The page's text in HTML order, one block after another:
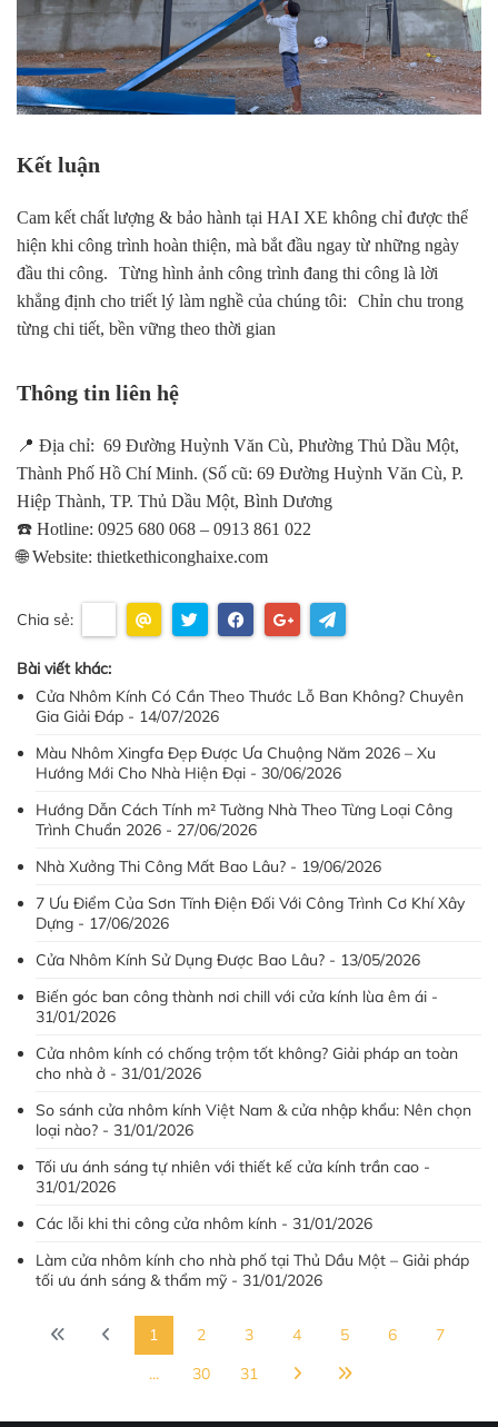
Kết luận
Cam kết chất lượng & bảo hành tại HAI XE không chỉ được thể
hiện khi công trình hoàn thiện, mà bắt đầu ngay từ những ngày
đầu thi công. Từng hình ảnh công trình đang thi công là lời
khẳng định cho triết lý làm nghề của chúng tôi: Chỉn chu trong
từng chi tiết, bền vững theo thời gian
Thông tin liên hệ
📍 Địa chỉ: 69 Đường Huỳnh Văn Cù, Phường Thủ Dầu Một,
Thành Phố Hồ Chí Minh. (Số cũ: 69 Đường Huỳnh Văn Cù, P.
Hiệp Thành, TP. Thủ Dầu Một, Bình Dương
☎️ Hotline: 0925 680 068 – 0913 861 022
🌐 Website: thietkethiconghaixe.com
Chia sẻ:
Bài viết khác:
Cửa Nhôm Kính Có Cần Theo Thước Lỗ Ban Không? Chuyên
Gia Giải Đáp - 14/07/2026
Màu Nhôm Xingfa Đẹp Được Ưa Chuộng Năm 2026 – Xu
Hướng Mới Cho Nhà Hiện Đại - 30/06/2026
Hướng Dẫn Cách Tính m² Tường Nhà Theo Từng Loại Công
Trình Chuẩn 2026 - 27/06/2026
Nhà Xưởng Thi Công Mất Bao Lâu? - 19/06/2026
7 Ưu Điểm Của Sơn Tĩnh Điện Đối Với Công Trình Cơ Khí Xây
Dựng - 17/06/2026
Cửa Nhôm Kính Sử Dụng Được Bao Lâu? - 13/05/2026
Biến góc ban công thành nơi chill với cửa kính lùa êm ái -
31/01/2026
Cửa nhôm kính có chống trộm tốt không? Giải pháp an toàn
cho nhà ở - 31/01/2026
So sánh cửa nhôm kính Việt Nam & cửa nhập khẩu: Nên chọn
loại nào? - 31/01/2026
Tối ưu ánh sáng tự nhiên với thiết kế cửa kính trần cao -
31/01/2026
Các lỗi khi thi công cửa nhôm kính - 31/01/2026
Làm cửa nhôm kính cho nhà phố tại Thủ Dầu Một – Giải pháp
tối ưu ánh sáng & thẩm mỹ - 31/01/2026
1 2 3 4 5 6
7
...
30 31